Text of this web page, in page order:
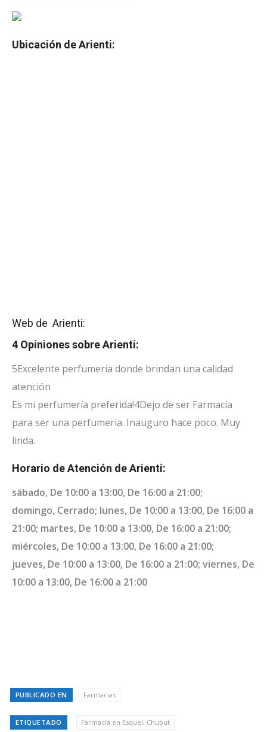
Ubicación de Arienti:
Web de Arienti:
4 Opiniones sobre Arienti:
5Excelente perfumería donde brindan una calidad
atención
Es mi perfumería preferida!4Dejo de ser Farmacia
para ser una perfumeria. Inauguro hace poco. Muy
linda.
Horario de Atención de Arienti:
sábado, De 10:00 a 13:00, De 16:00 a 21:00;
domingo, Cerrado; lunes, De 10:00 a 13:00, De 16:00 a
21:00; martes, De 10:00 a 13:00, De 16:00 a 21:00;
miércoles, De 10:00 a 13:00, De 16:00 a 21:00;
jueves, De 10:00 a 13:00, De 16:00 a 21:00; viernes, De
10:00 a 13:00, De 16:00 a 21:00
PUBLICADO EN Farmacias
ETIQUETADO Farmacia en Esquel, Chubut